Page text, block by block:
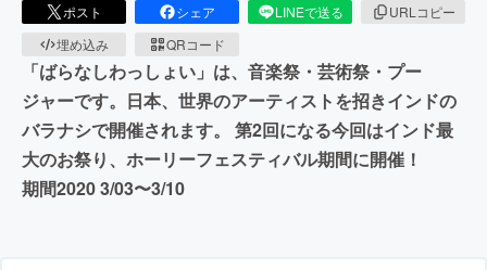
ポスト シェア LINEで送る
URLコピー
埋め込み
QRコード
「ばらなしわっしょい」は、音楽祭・芸術祭・プー
ジャーです。日本、世界のアーティストを招きインドの
バラナシで開催されます。 第2回になる今回はインド最
大のお祭り、ホーリーフェスティバル期間に開催！
期間2020 3/03〜3/10